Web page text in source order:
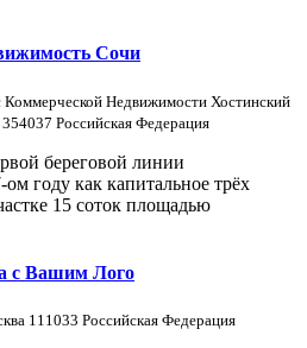
Сочи
Недвижимости Хостинский
Российская Федерация
береговой линии
году как капитальное трёх
15 соток площадью
с Вашим Лого
111033 Российская Федерация